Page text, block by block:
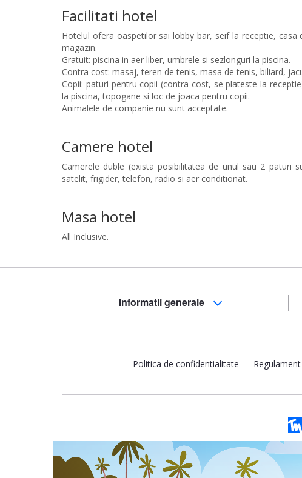
Facilitati hotel
Hotelul ofera oaspetilor sai lobby bar, seif la receptie,
magazin.
Gratuit: piscina in aer liber, umbrele si sezlonguri la piscina.
Contra cost: masaj, teren de tenis, masa de tenis, biliard,
Copii: paturi pentru copii (contra cost, se plateste la
la piscina, topogane si loc de joaca pentru copii.
Animalele de companie nu sunt acceptate.
Camere hotel
Camerele duble (exista posibilitatea de unul sau 2 paturi
satelit, frigider, telefon, radio si aer conditionat.
Masa hotel
All Inclusive.
Informatii generale
Politica de confidentialitate